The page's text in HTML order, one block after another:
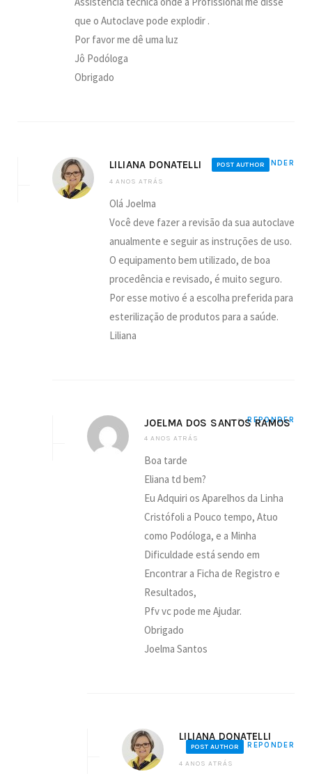
que o Autoclave pode explodir .
Por favor me dê uma luz
Jô Podóloga
Obrigado
LILIANA DONATELLI
POST AUTHOR
4 ANOS ATRÁS
REPONDER
Olá Joelma
Você deve fazer a revisão da sua autoclave
anualmente e seguir as instruções de uso.
O equipamento bem utilizado, de boa
procedência e revisado, é muito seguro.
Por esse motivo é a escolha preferida para
esterilização de produtos para a saúde.
Liliana
JOELMA DOS SANTOS RAMOS
4 ANOS ATRÁS
REPONDER
Boa tarde
Eliana td bem?
Eu Adquiri os Aparelhos da Linha
Cristófoli a Pouco tempo, Atuo
como Podóloga, e a Minha
Dificuldade está sendo em
Encontrar a Ficha de Registro e
Resultados,
Pfv vc pode me Ajudar.
Obrigado
Joelma Santos
LILIANA DONATELLI
POST AUTHOR
4 ANOS ATRÁS
REPONDER